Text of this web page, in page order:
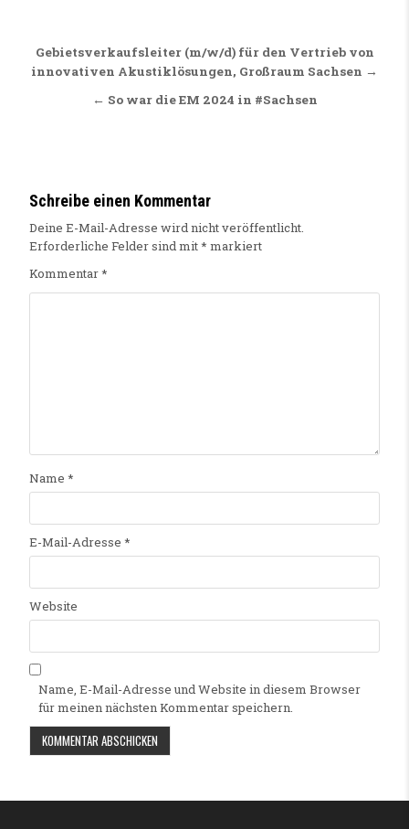
Beitragsnavigation
Gebietsverkaufsleiter (m/w/d) für den Vertrieb von
innovativen Akustiklösungen, Großraum Sachsen →
← So war die EM 2024 in #Sachsen
Schreibe einen Kommentar
Deine E-Mail-Adresse wird nicht veröffentlicht.
Erforderliche Felder sind mit* markiert
Kommentar*
Name *
E-Mail-Adresse *
Website
Name, E-Mail-Adresse und Website in diesem Browser
für meinen nächsten Kommentar speichern.